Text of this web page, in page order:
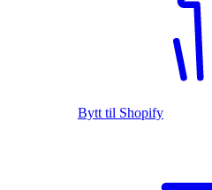
Bytt til Shopify